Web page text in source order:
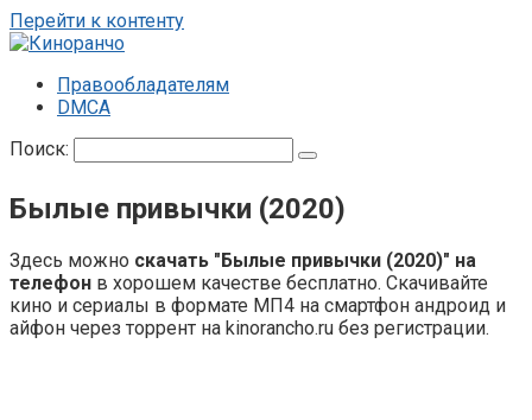
Перейти к контенту
Правообладателям
DMCA
Поиск:
Былые привычки (2020)
Здесь можно скачать "Былые привычки (2020)" на
телефон в хорошем качестве бесплатно. Скачивайте
кино и сериалы в формате МП4 на смартфон андроид и
айфон через торрент на kinorancho.ru без регистрации.